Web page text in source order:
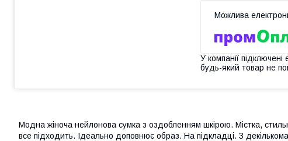
У компанії
будь-який товар не
Модна жіноча нейлонова сумка з оздобленням шкірою. Містка,
все підходить. Ідеально доповнює образ. На підкладці. З